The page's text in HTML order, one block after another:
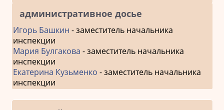
административное досье
Игорь Башкин - заместитель начальника
инспекции
Мария Булгакова - заместитель начальника
инспекции
Екатерина Кузьменко - заместитель начальника
инспекции